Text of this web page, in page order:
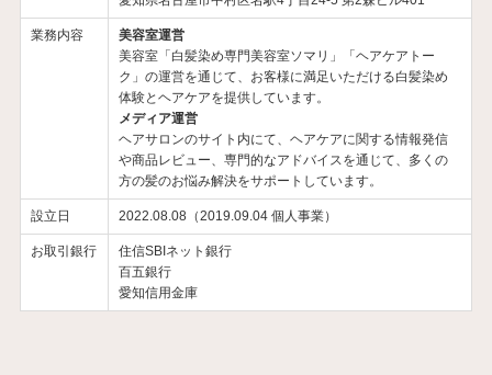
業務内容
美容室運営
美容室「白髪染め専門美容室ソマリ」「ヘアケアトー
ク」の運営を通じて、お客様に満足いただける白髪染め
体験とヘアケアを提供しています。
メディア運営
ヘアサロンのサイト内にて、ヘアケアに関する情報発信
や商品レビュー、専門的なアドバイスを通じて、多くの
方の髪のお悩み解決をサポートしています。
設立日 2022.08.08（2019.09.04 個人事業）
お取引銀行
住信SBIネット銀行
百五銀行
愛知信用金庫